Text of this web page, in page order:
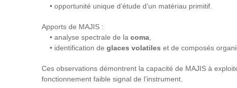
• opportunité unique d’étude d’un matériau primitif.
Apports de MAJIS :
• analyse spectrale de la coma
• identification de glaces volatiles et de composés
Ces observations démontrent la capacité de MAJIS à
fonctionnement faible signal de l’instrument.